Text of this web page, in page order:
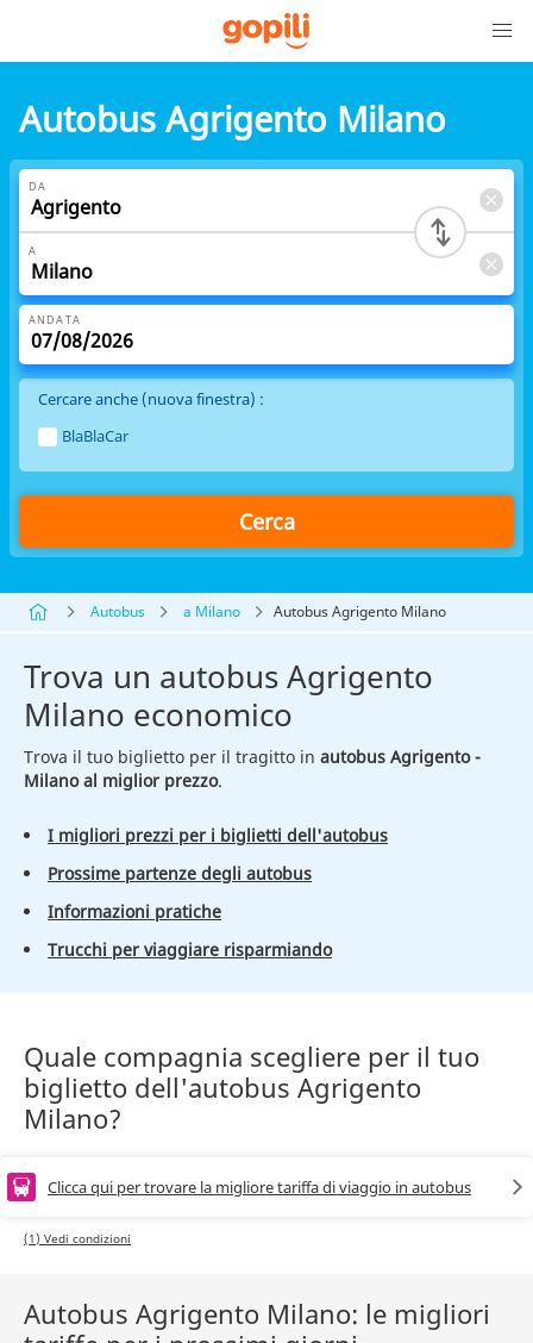
Autobus Agrigento Milano
DA
A
ANDATA
Cercare anche (nuova finestra) :
BlaBlaCar
Cerca
Autobus a Milano Autobus Agrigento Milano
Trova un autobus Agrigento
Milano economico
Trova il tuo biglietto per il tragitto in autobus Agrigento -
Milano al miglior prezzo.
I migliori prezzi per i biglietti dell'autobus
Prossime partenze degli autobus
Informazioni pratiche
Trucchi per viaggiare risparmiando
Quale compagnia scegliere per il tuo
biglietto dell'autobus Agrigento
Milano?
Clicca qui per trovare la migliore tariffa di viaggio in autobus
(1) Vedi condizioni
Autobus Agrigento Milano: le migliori